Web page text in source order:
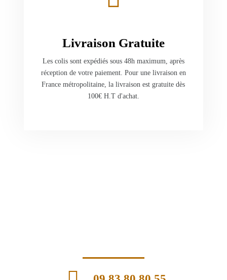
Livraison Gratuite
Les colis sont expédiés sous 48h maximum, après
réception de votre paiement. Pour une livraison en
France métropolitaine, la livraison est gratuite dès
100€ H.T d'achat.